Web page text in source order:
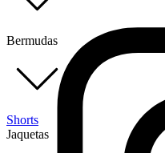
Bermudas
Shorts
Jaquetas